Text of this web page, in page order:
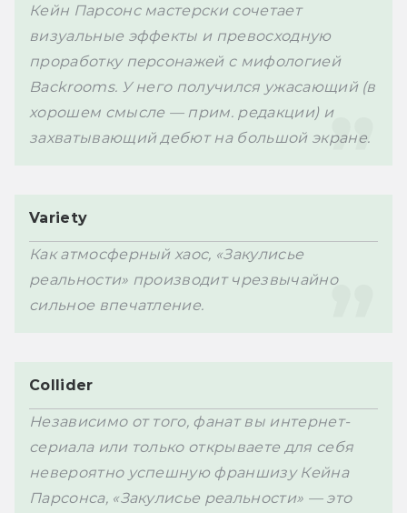
Кейн Парсонс мастерски сочетает
визуальные эффекты и превосходную
проработку персонажей с мифологией
Backrooms. У него получился ужасающий (в
хорошем смысле — прим. редакции) и
захватывающий дебют на большой экране.
Variety
Как атмосферный хаос, «Закулисье
реальности» производит чрезвычайно
сильное впечатление.
Collider
Независимо от того, фанат вы интернет-
сериала или только открываете для себя
невероятно успешную франшизу Кейна
Парсонса, «Закулисье реальности» — это